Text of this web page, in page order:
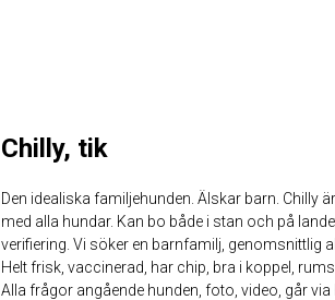
Chilly, tik
Den idealiska familjehunden. Älskar barn. Chilly
med alla hundar. Kan bo både i stan och på
verifiering. Vi söker en barnfamilj, genomsnittlig
Helt frisk, vaccinerad, har chip, bra i koppel,
Alla frågor angående hunden, foto, video, går